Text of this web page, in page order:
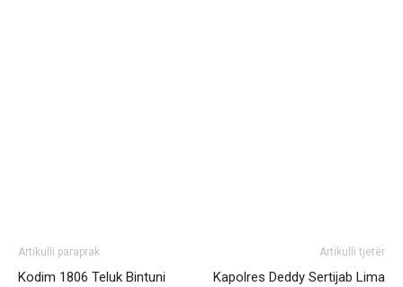
Artikulli paraprak
Kodim 1806 Teluk Bintuni
Artikulli tjetër
Kapolres Deddy Sertijab Lima